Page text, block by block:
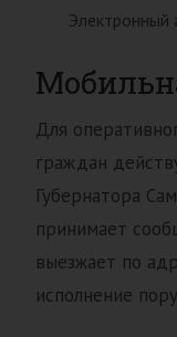
Электронный
Для
граждан
Губернатора
принимает
выезжает по
исполнение